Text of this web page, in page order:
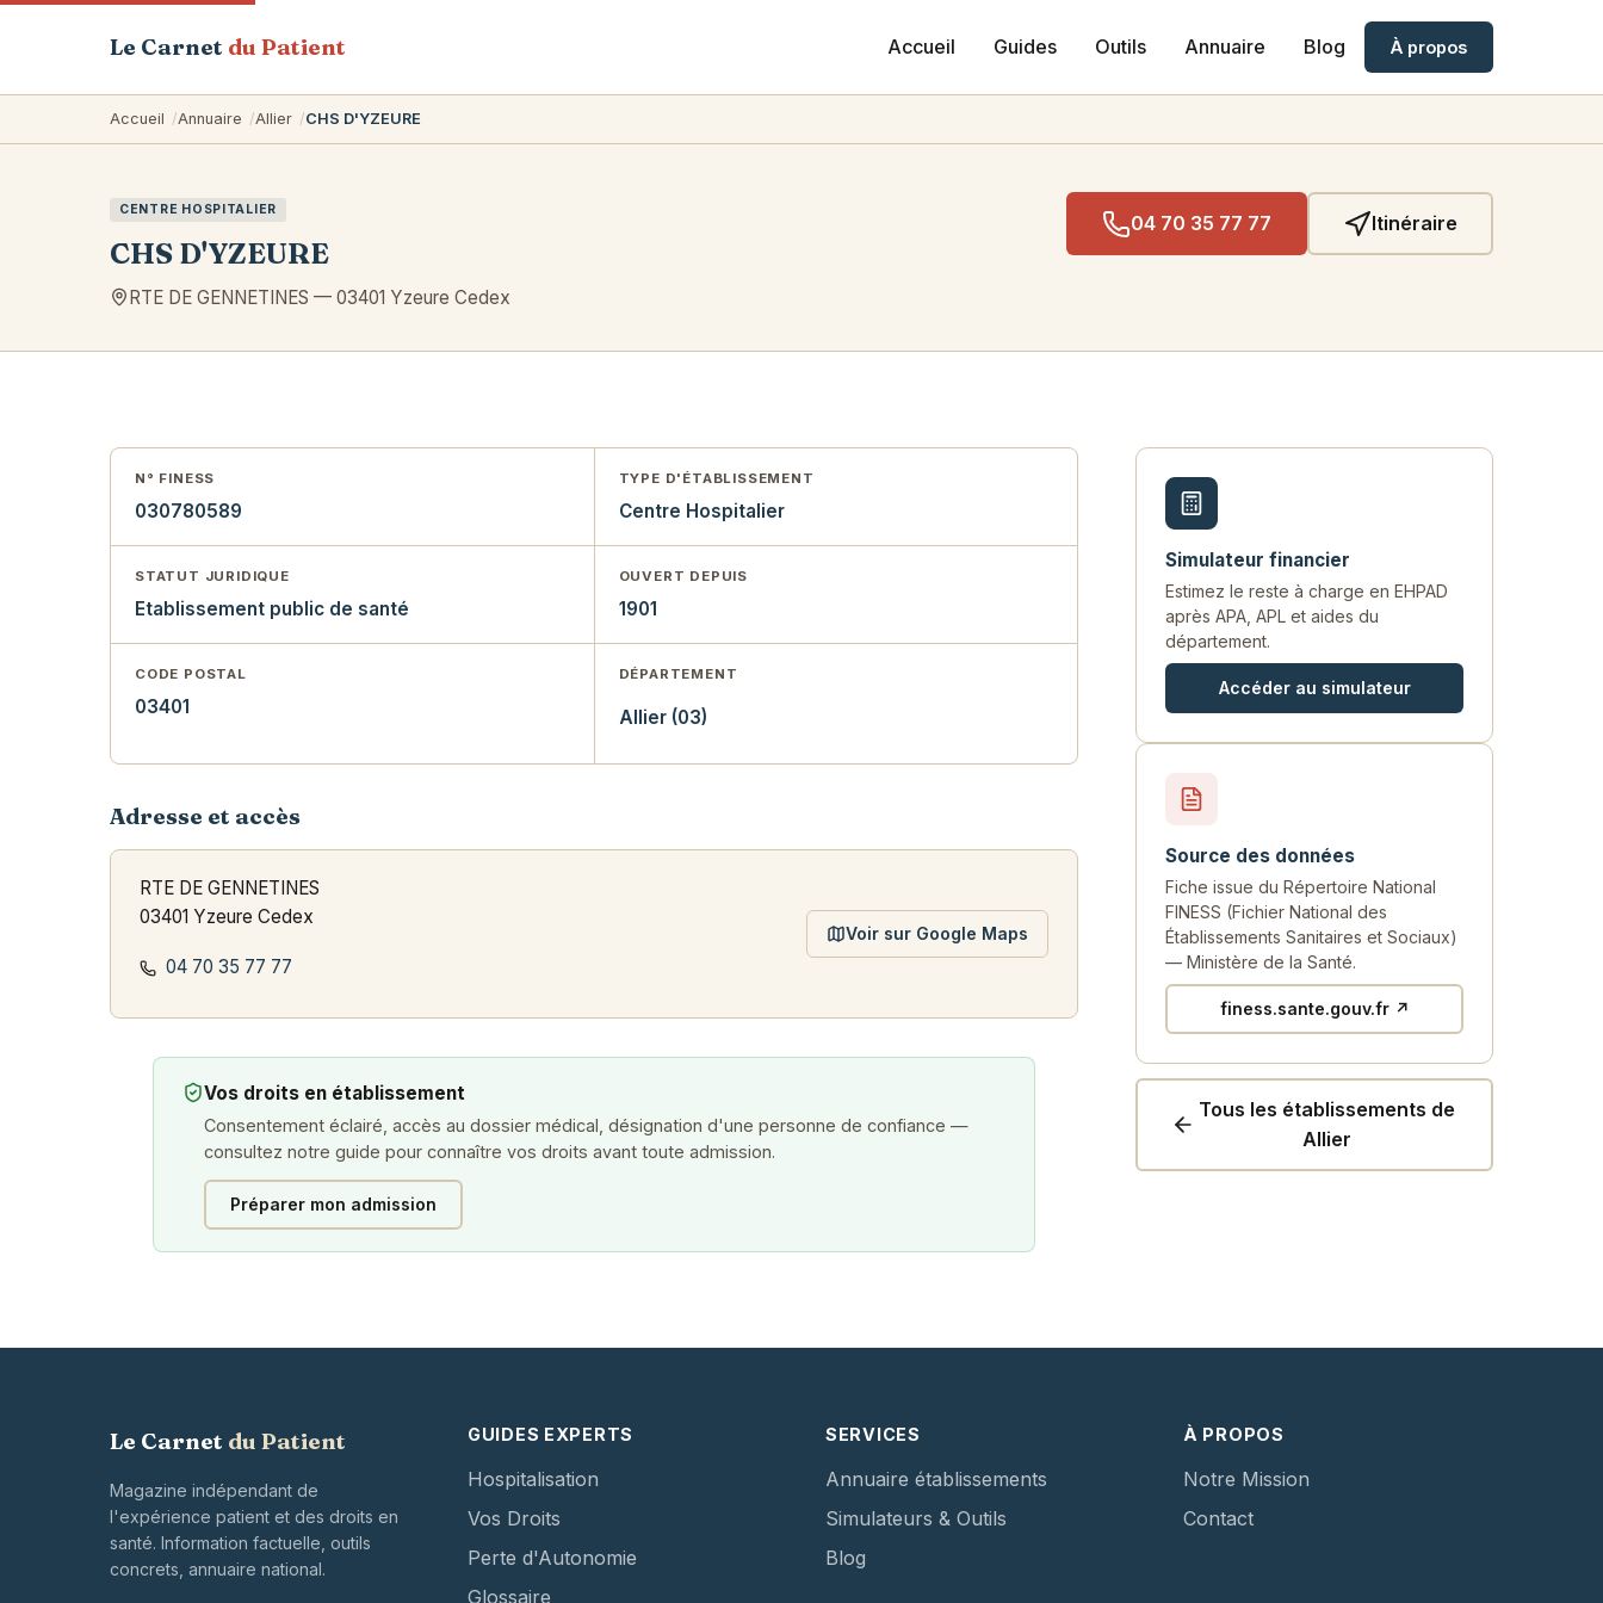
Le Carnet du Patient Accueil Guides Outils Annuaire Blog À propos
Accueil Annuaire Allier CHS D'YZEURE
CENTRE HOSPITALIER
CHS D'YZEURE
RTE DE GENNETINES — 03401 Yzeure Cedex
04 70 35 77 77 Itinéraire
N° FINESS
030780589
TYPE D'ÉTABLISSEMENT
Centre Hospitalier
STATUT JURIDIQUE
Etablissement public de santé
OUVERT DEPUIS
1901
CODE POSTAL
03401
DÉPARTEMENT
Allier (03)
Adresse et accès
RTE DE GENNETINES
03401 Yzeure Cedex
04 70 35 77 77
Voir sur Google Maps
Vos droits en établissement
Consentement éclairé, accès au dossier médical, désignation d'une personne de confiance —
consultez notre guide pour connaître vos droits avant toute admission.
Préparer mon admission
Simulateur financier
Estimez le reste à charge en EHPAD
après APA, APL et aides du
département.
Accéder au simulateur
Source des données
Fiche issue du Répertoire National
FINESS (Fichier National des
Établissements Sanitaires et Sociaux)
— Ministère de la Santé.
finess.sante.gouv.fr ↗
Tous les établissements de
Allier
Le Carnet du Patient
Magazine indépendant de
l'expérience patient et des droits en
santé. Information factuelle, outils
concrets, annuaire national.
GUIDES EXPERTS
Hospitalisation
Vos Droits
Perte d'Autonomie
Glossaire
SERVICES
Annuaire établissements
Simulateurs & Outils
Blog
À PROPOS
Notre Mission
Contact